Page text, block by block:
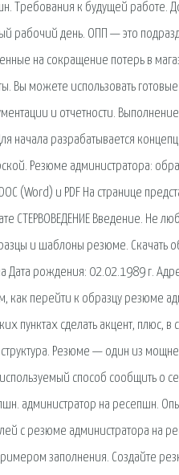
Требования к будущей работе.
рабочий день. ОПП — это
на сокращение потерь в
Вы можете использовать
и отчетности.
начала разрабатывается
Резюме администратора:
(Word) и PDF На странице
СТЕРВОВЕДЕНИЕ Введение. Не
и шаблоны резюме. Скачать
рождения: 02.02.1989 г.
перейти к образцу резюме
пунктах сделать акцент, плюс,
Резюме — один из
способ сообщить о
администратор на ресепшн.
с резюме администратора на
заполнения. Создайте